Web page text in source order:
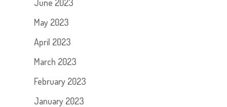
June 2023
May 2023
April 2023
March 2023
February 2023
January 2023